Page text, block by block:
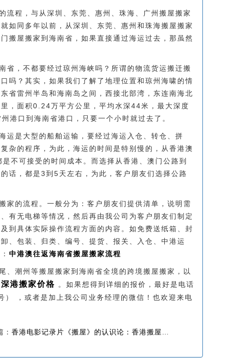
流程，与从深圳、东莞、惠州、珠海、广州搬屋搬家
如同多年以前，从深圳、东莞、惠州和珠海搬屋搬家
搬屋搬家到海南省，如果直接通过海运过去，那虽然
省，不都要经过琼州海峡吗？所谓的物流货运搬迁搬
吗？其实，如果我们了解了地理位置和琼州海啸的情
省雷州半岛和海南岛之间，西接北部湾，东连南海北
，面积0.24万平方公里，平均水深44米，最大深度
港口到海南省港口，只要一个小时就过去了。
运是大型的船舶运输，要经过海运入仓、转仓、拼
杂的程序，为此，海运的时间是特别慢的，从香港澳
不可接受的时间成本。而选择从香港、澳门公路到
话，都是3到5天左右，为此，客户朋友们选择公路
家的流程。一般分为：客户朋友们提供清单，说明需
有无电梯等情况，然后再由我公司为客户朋友们制定
到具体实际操作流程方面的内容。如免费送纸箱、封
、包装、归类、编号、提货、报关、入仓、中港运
中港澳往返海南省搬屋搬家流程
、潮州等搬屋搬家到海南省全境的跨境搬屋搬家，以
深港搬家价格 。如果想得到详细的报价，最好是电话
） ，或者是加上我公司业务经理的微信！也欢迎来电
：香港电影记录片《搬屋》的认识论：香港搬屋没有时代化影像的记忆性